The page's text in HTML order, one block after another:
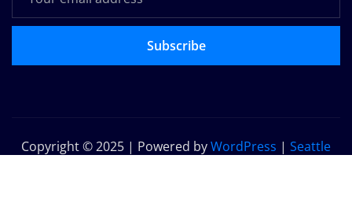
Subscribe
Copyright © 2025 | Powered byWordPress | Seattle